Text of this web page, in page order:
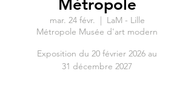
Métropole
mar. 24 févr.
  |
LaM - Lille
Métropole Musée d'art modern
Exposition du 20 février 2026 au
31 décembre 2027